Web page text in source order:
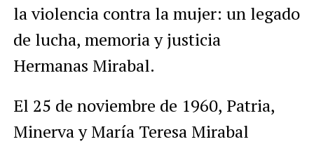
la violencia contra la mujer: un legado
de lucha, memoria y justicia
Hermanas Mirabal.
El 25 de noviembre de 1960, Patria,
Minerva y María Teresa Mirabal